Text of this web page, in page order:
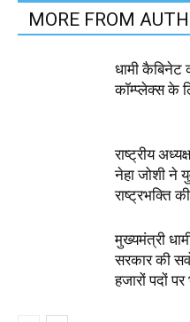
MORE FROM
धामी कैबिनेट
कॉम्प्लेक्स के
राष्ट्रीय
नेहा जोशी ने
राष्ट्रभक्ति
मुख्यमंत्री
सरकार की
हजारों पदों पर